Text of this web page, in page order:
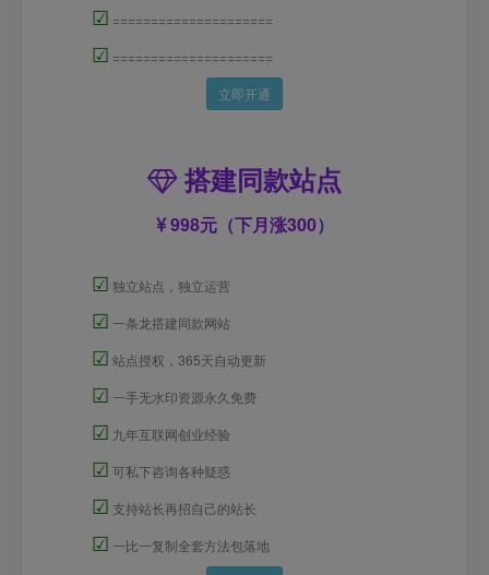
☑ =====================
☑ =====================
立即开通
搭建同款站点
998元（下月涨300）
☑ 独立站点，独立运营
☑ 一条龙搭建同款网站
☑ 站点授权，365天自动更新
☑ 一手无水印资源永久免费
☑ 九年互联网创业经验
☑ 可私下咨询各种疑惑
☑ 支持站长再招自己的站长
☑ 一比一复制全套方法包落地